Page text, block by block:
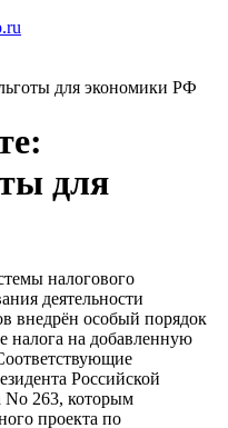
для экономики РФ
для
налогового
деятельности
внедрён особый порядок
налога на добавленную
Российской
No 263, которым
проекта по